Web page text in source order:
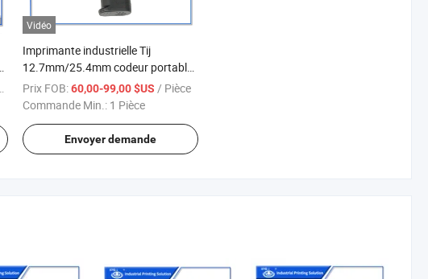
Vidéo
Imprimante industrielle Tij
12.7mm/25.4mm codeur portable
pour imprimante de sacs en papier
avec code QR
Prix FOB:60,00-99,00 $US / Pièce
Commande Min.: 1 Pièce
Envoyer demande